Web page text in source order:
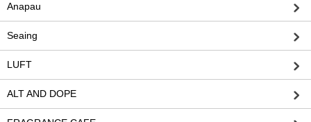
Anapau
Seaing
LUFT
ALT AND DOPE